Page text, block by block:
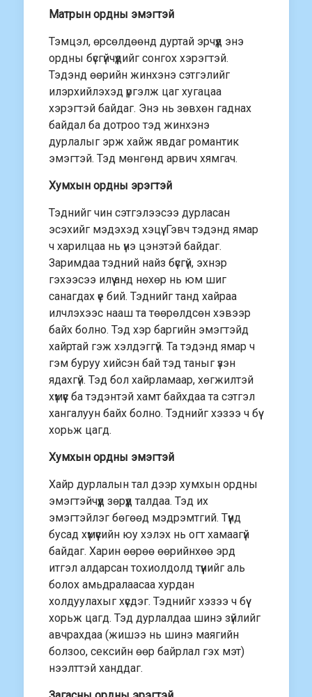
Матрын ордны эмэгтэй
Тэмцэл, өрсөлдөөнд дуртай эрчүүд энэ
ордны бүсгүйчүүдийг сонгох хэрэгтэй.
Тэдэнд өөрийн жинхэнэ сэтгэлийг
илэрхийлэхэд үргэлж цаг хугацаа
хэрэгтэй байдаг. Энэ нь зөвхөн гаднах
байдал ба дотроо тэд жинхэнэ
дурлалыг эрж хайж явдаг романтик
эмэгтэй. Тэд мөнгөнд арвич хямгач.
Хумхын ордны эрэгтэй
Тэднийг чин сэтгэлээсээ дурласан
эсэхийг мэдэхэд хэцүү. Гэвч тэдэнд ямар
ч харилцаа нь үнэ цэнэтэй байдаг.
Заримдаа тэдний найз бүсгүй, эхнэр
гэхээсээ илүү анд нөхөр нь юм шиг
санагдах үе бий. Тэднийг танд хайраа
илчлэхээс нааш та төөрөлдсөн хэвээр
байх болно. Тэд хэр баргийн эмэгтэйд
хайртай гэж хэлдэггүй. Та тэдэнд ямар ч
гэм буруу хийсэн бай тэд таныг үзэн
ядахгүй. Тэд бол хайрламаар, хөгжилтэй
хүмүүс ба тэдэнтэй хамт байхдаа та сэтгэл
хангалуун байх болно. Тэднийг хэзээ ч бүү
хорьж цагд.
Хумхын ордны эмэгтэй
Хайр дурлалын тал дээр хумхын ордны
эмэгтэйчүүд зөрүүд талдаа. Тэд их
эмэгтэйлэг бөгөөд мэдрэмтгий. Түүнд
бусад хүмүүсийн юу хэлэх нь огт хамаагүй
байдаг. Харин өөрөө өөрийнхөө эрд
итгэл алдарсан тохиолдолд түүнийг аль
болох амьдралаасаа хурдан
холдуулахыг хүсдэг. Тэднийг хэзээ ч бүү
хорьж цагд. Тэд дурлалдаа шинэ зүйлийг
авчрахдаа (жишээ нь шинэ маягийн
болзоо, сексийн өөр байрлал гэх мэт)
нээлттэй ханддаг.